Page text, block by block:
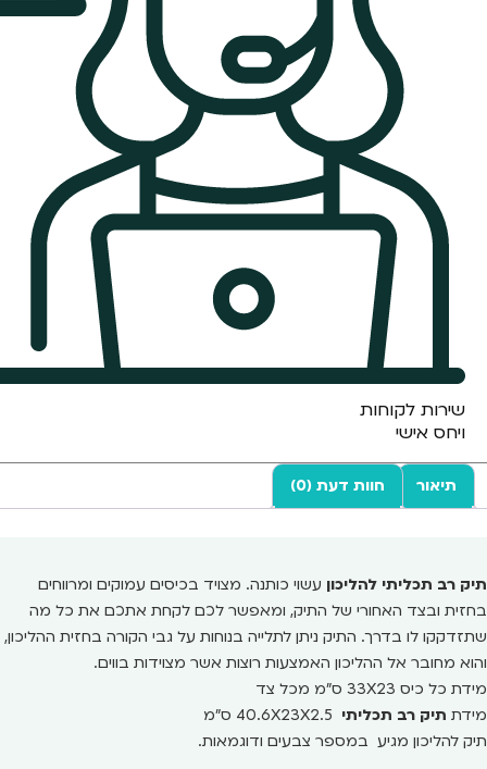
שירות לקוחות
ויחס אישי
תיאור חוות דעת (0)
תיק רב תכליתי להליכון עשוי כותנה. מצויד בכיסים עמוקים ומרווחים
בחזית ובצד האחורי של התיק, ומאפשר לכם לקחת אתכם את כל מה
שתזדקקו לו בדרך. התיק ניתן לתלייה בנוחות על גבי הקורה בחזית ההליכון,
והוא מחובר אל ההליכון האמצעות רוצות אשר מצוידות בווים.
מידת כל כיס 33X23 ס"מ מכל צד
מידת תיק רב תכליתי
תיק להליכון מגיע במספר צבעים ודוגמאות.